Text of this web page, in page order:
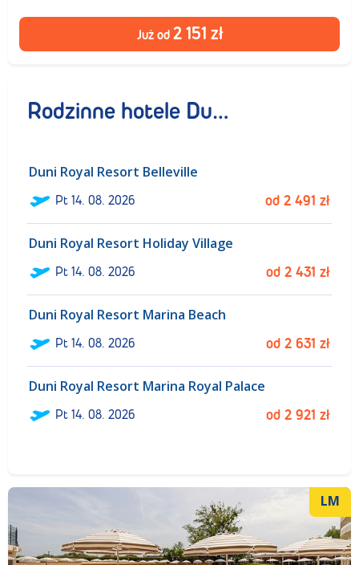
Już od 2 151 zł
Rodzinne hotele Duni Royal Resort
Duni Royal Resort Belleville
Pt14. 08. 2026 od 2 491 zł
Duni Royal Resort Holiday Village
Pt14. 08. 2026 od 2 431 zł
Duni Royal Resort Marina Beach
Pt14. 08. 2026 od 2 631 zł
Duni Royal Resort Marina Royal Palace
Pt14. 08. 2026 od 2 921 zł
LM